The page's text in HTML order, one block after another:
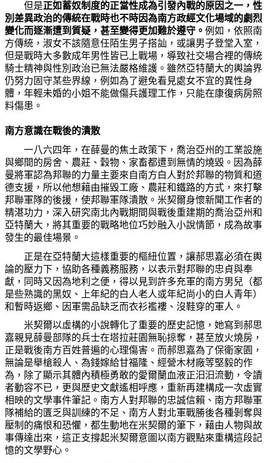
但是正如蓄奴制度的正當性成為引發內戰的原因之一，性
別差異政治的傳統在戰時也不時因為南方政經文化場域的劇烈
變化而逐漸遭到質疑，甚至變得更加難於遵守。 例如，依照南
方傳統，淑女不該隨意任陌生男子搭訕，或讓男子登堂入室，
但是戰時大多數成年男性皆已上戰場，導致社交場合裡的傳統
騎士精神與性別政治已無法嚴格維護。雖然亞特蘭大的輿論界
仍努力固守某些界線，例如為了避免看見處女不宜的異性身
體，年輕未婚的小姐不能做傷兵護理工作，只能在康復病房照
料傷患。
南方意識在戰後的潰散
一八六四年，在薛曼的焦土政策下，喬治亞州的工業設施
與鄉間的房舍、農莊、穀物、家畜都遭到無情的燒毀。因為薛
曼將軍認為邦聯的力量主要來自南方白人對於邦聯的物質和道
德支援，所以他想藉由摧毀工廠、農莊和鐵路的方式，來打擊
邦聯軍隊的後援，使邦聯軍隊潰散。米契爾身懷新聞工作者的
精湛功力，深入研究南北內戰期間與戰後重建期的喬治亞州和
亞特蘭大，將其重要的戰略地位巧妙融入小說情節，成為故事
發生的最佳場景。
正是在亞特蘭大這樣重要的樞紐位置，讓郝思嘉必須在輿
論的壓力下，協助各種義務服務，以表示對邦聯的忠貞與奉
獻，同時又因為地利之便，得以見到許多充軍的南方男兒（都
是些熟識的黑奴、上年紀的白人老人或年紀尚小的白人青年）
和暫時返鄉、因軍需品缺乏而衣衫襤褸、沒鞋穿的軍人。
米契爾以虛構的小說轉化了重要的歷史記憶，她寫到郝思
嘉親見薛曼部隊的兵士在塔拉莊園無恥掠奪，甚至放火燒房，
正是戰後南方百姓普遍的心理傷害。而郝思嘉為了保衛家園，
無論是舉槍殺人、為錢嫁給甘福隆、經營木材廠等堅毅的作
為，除了顯示其體內積極勇敢的愛爾蘭血液正汩汩流動，令讀
者動容不已，更與歷史文獻遙相呼應，重新再建構成一次虛實
相映的文學事件筆記。南方人對邦聯的忠誠信賴、南方邦聯軍
隊補給的匱乏與訓練的不足、南方人對北軍戰勝後各種剝奪與
壓制的痛恨和恐懼，都生動地在米契爾的筆下，藉由人物與故
事傳達出來，這正支撐起米契爾意圖以南方觀點來重構這段記
憶的文學野心。